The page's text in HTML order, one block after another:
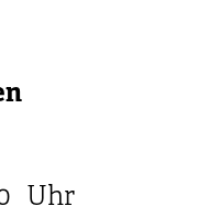
Uhr